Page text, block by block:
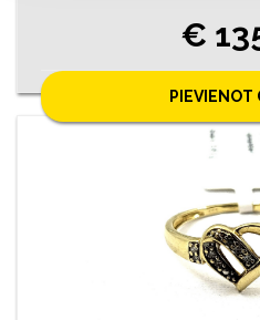
€
PIEVIENOT